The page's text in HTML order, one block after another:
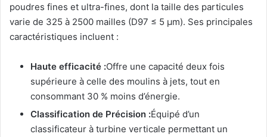
poudres fines et ultra-fines, dont la taille des particules
varie de 325 à 2500 mailles (D97 ≤ 5 μm). Ses principales
caractéristiques incluent :
Haute efficacité :Offre une capacité deux fois
supérieure à celle des moulins à jets, tout en
consommant 30 % moins d’énergie.
Classification de Précision :Équipé d’un
classificateur à turbine verticale permettant un